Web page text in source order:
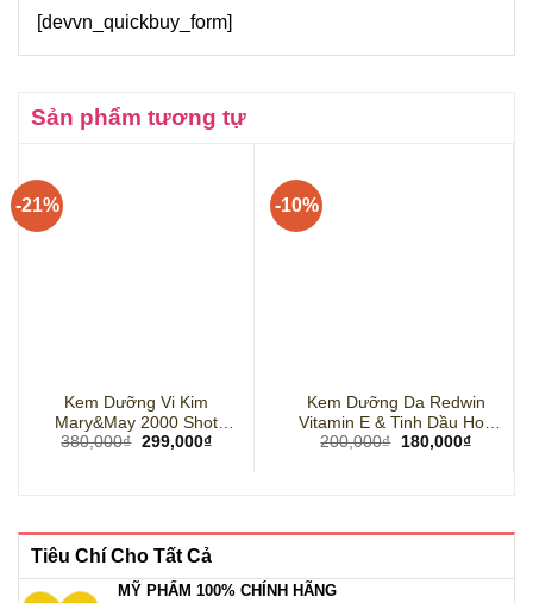
Tiêu Chí Cho Tất Cả
MỸ PHẨM 100% CHÍNH HÃNG
[devvn_quickbuy_form]
Sản phẩm tương tự
-21%
Kem Dưỡng Vi Kim
Mary&May 2000 Shot
Spicule Retinol PDRN
380,000₫ Giá
299,000₫Giá
-10%
Kem Dưỡng Da Redwin
Vitamin E & Tinh Dầu Hoa
Anh Thảo 330g Của Úc
200,000₫
Giá
180,000₫Giá